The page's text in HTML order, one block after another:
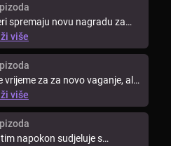
spremaju novu nagradu za
u današnjem izazovu. Onaj
više
vrijeme za za novo vaganje, ali
kandidati spremni ...
više